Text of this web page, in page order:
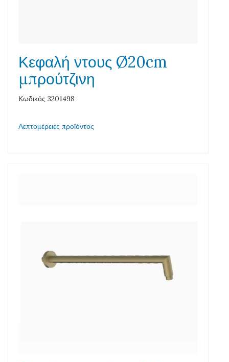
Κεφαλή ντους Ø20cm
μπρούτζινη
Κωδικός 3201498
Λεπτομέρειες προϊόντος